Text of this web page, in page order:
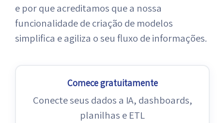
e por que acreditamos que a nossa
funcionalidade de criação de modelos
simplifica e agiliza o seu fluxo de informações.
Comece gratuitamente
Conecte seus dados a IA, dashboards,
planilhas e ETL